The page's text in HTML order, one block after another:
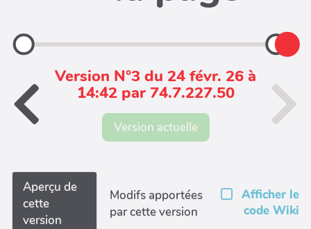
Version N°3 du 24 févr. 26 à
14:42 par 74.7.227.50
Version actuelle
Aperçu de
cette
version
Modifs apportées
par cette version
Afficher le
code Wiki